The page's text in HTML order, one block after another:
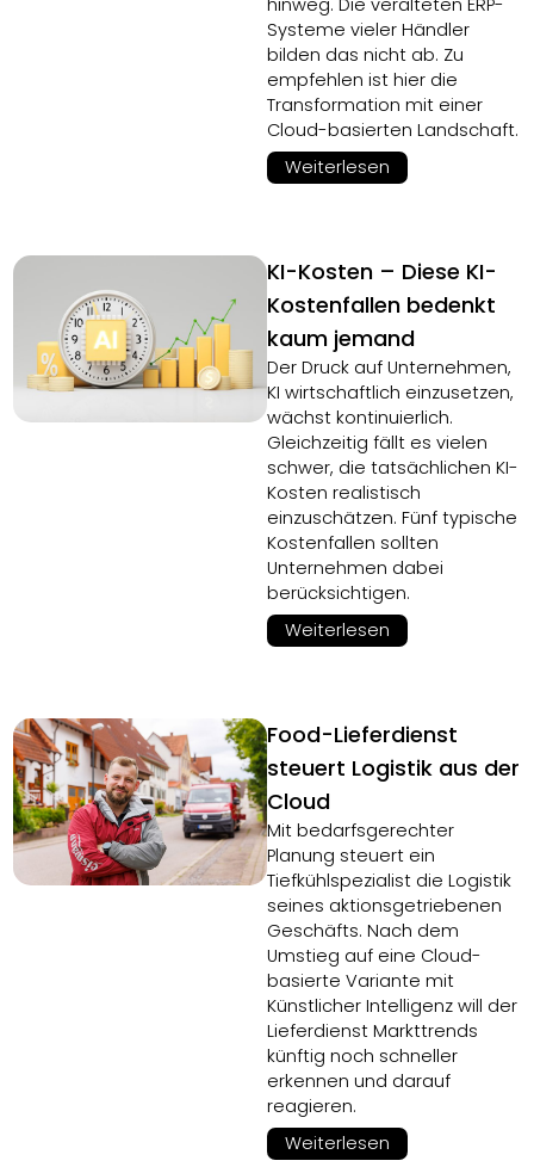
hinweg. Die veralteten ERP-
Systeme vieler Händler
bilden das nicht ab. Zu
empfehlen ist hier die
Transformation mit einer
Cloud-basierten Landschaft.
Weiterlesen
KI-Kosten – Diese KI-
Kostenfallen bedenkt
kaum jemand
Der Druck auf Unternehmen,
KI wirtschaftlich einzusetzen,
wächst kontinuierlich.
Gleichzeitig fällt es vielen
schwer, die tatsächlichen KI-
Kosten realistisch
einzuschätzen. Fünf typische
Kostenfallen sollten
Unternehmen dabei
berücksichtigen.
Weiterlesen
Food-Lieferdienst
steuert Logistik aus der
Cloud
Mit bedarfsgerechter
Planung steuert ein
Tiefkühlspezialist die Logistik
seines aktionsgetriebenen
Geschäfts. Nach dem
Umstieg auf eine Cloud-
basierte Variante mit
Künstlicher Intelligenz will der
Lieferdienst Markttrends
künftig noch schneller
erkennen und darauf
reagieren.
Weiterlesen